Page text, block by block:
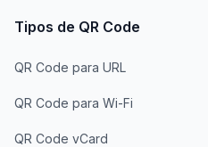
Tipos de QR Code
QR Code para URL
QR Code para Wi-Fi
QR Code vCard